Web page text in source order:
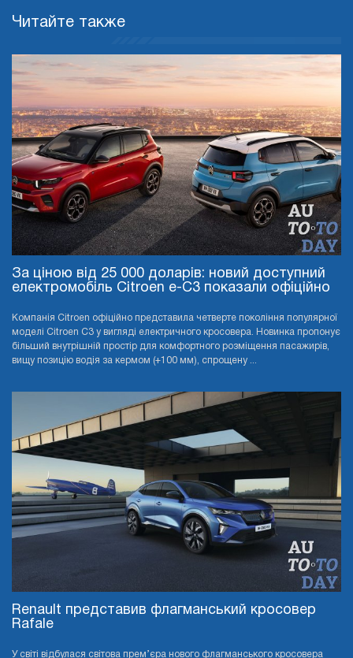
Читайте также
За ціною від 25 000 доларів: новий доступний
електромобіль Citroen e-C3 показали офіційно
Компанія Citroen офіційно представила четверте покоління популярної
моделі Citroen C3 у вигляді електричного кросовера. Новинка пропонує
більший внутрішній простір для комфортного розміщення пасажирів,
вищу позицію водія за кермом (+100 мм), спрощену ...
Renault представив флагманський кросовер
Rafale
У світі відбулася світова прем’єра нового флагманського кросовера